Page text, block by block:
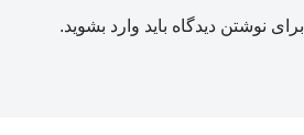
برای نوشتن دیدگاه باید وارد بشوید.